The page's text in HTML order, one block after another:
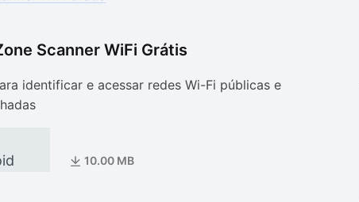
Scanner WiFi Grátis
identificar e acessar redes Wi-Fi públicas e
10.00 MB